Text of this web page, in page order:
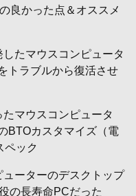
良かった点＆オススメ
たマウスコンピュータ
トラブルから復活させ
マウスコンピュータ
BTOカスタマイズ（電
ペック
ーターのデスクトップ
の長寿命PCだった